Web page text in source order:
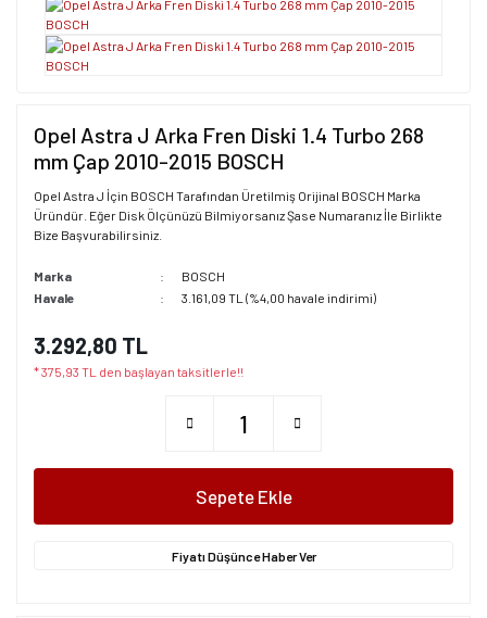
Opel Astra J Arka Fren Diski 1.4 Turbo 268
mm Çap 2010-2015 BOSCH
Opel Astra J İçin BOSCH Tarafından Üretilmiş Orijinal BOSCH Marka
Üründür. Eğer Disk Ölçünüzü Bilmiyorsanız Şase Numaranız İle Birlikte
Bize Başvurabilirsiniz.
Marka
BOSCH
Havale
3.161,09 TL (%4,00 havale indirimi)
3.292,80 TL
* 375,93 TL den başlayan taksitlerle!!
Sepete Ekle
Fiyatı Düşünce Haber Ver